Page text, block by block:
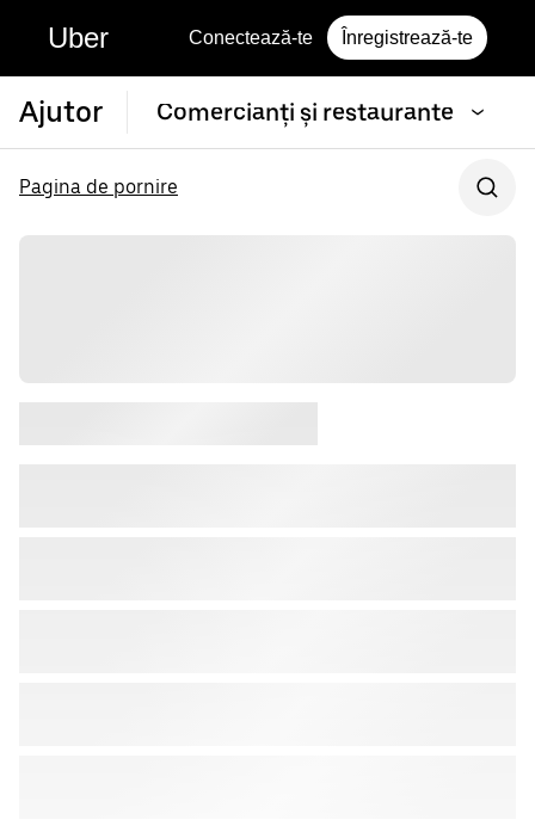
Uber Conectează-te Înregistrează-te
Ajutor Comercianți și restaurante
Pagina de pornire